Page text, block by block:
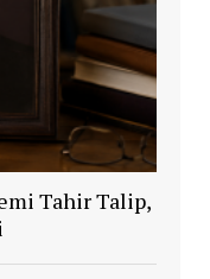
Tahir Talip,